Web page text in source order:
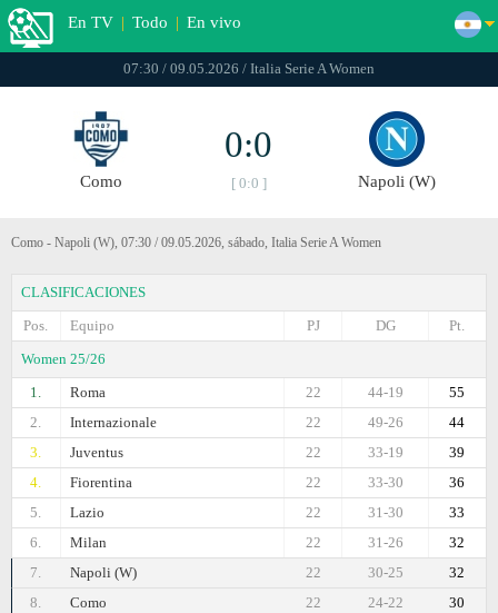
En TV | Todo | En vivo
07:30 / 09.05.2026 / Italia Serie A Women
Como
0:0
[ 0:0 ] Napoli (W)
Como - Napoli (W), 07:30 / 09.05.2026, sábado, Italia Serie A Women
CLASIFICACIONES
Pos.
Equipo Pt.
DG
PJ
Women 25/26
1.
Roma 55
44-19
22
2.
Internazionale 44
49-26
22
3.
Juventus 39
33-19
22
4.
Fiorentina 36
33-30
22
5.
Lazio 33
31-30
22
6.
Milan 32
31-26
22
7.
Napoli (W) 32
30-25
22
8.
Como 30
24-22
22